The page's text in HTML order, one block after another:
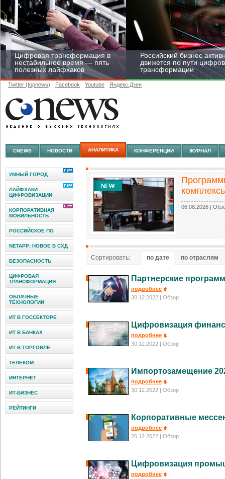
Цифровая трансформация в
нестабильное время — пять
полезных лайфхаков
Российский бизнес
движется по пути
трансформации
цифровизироваться со
скоростью крупных
корпораций
Twitter (topnews) Facebook Youtube Яндекс.Дзен
CNEWS НОВОСТИ АНАЛИТИКА КОНФЕРЕНЦИИ ЖУРНАЛ
06.08.2026 |
Сортировать: по дате по отраслям
Партнерские
подробнее
30.12.2022
| Обзор
Цифровизация
подробнее
30.12.2022
| Обзор
Импортозамещение
подробнее
30.12.2022
| Обзор
Корпоративные
подробнее
26.12.2022
| Обзор
Цифровизация
подробнее
УМНЫЙ ГОРОД
ЛАЙФХАКИ
ЦИФРОВИЗАЦИИ
КОРПОРАТИВНАЯ
МОБИЛЬНОСТЬ
РОССИЙСКОЕ ПО
NETAPP: НОВОЕ В СХД
БЕЗОПАСНОСТЬ
ЦИФРОВАЯ
ТРАНСФОРМАЦИЯ
ОБЛАЧНЫЕ
ТЕХНОЛОГИИ
ИТ В ГОССЕКТОРЕ
ИТ В БАНКАХ
ИТ В ТОРГОВЛЕ
ТЕЛЕКОМ
ИНТЕРНЕТ
ИТ-БИЗНЕС
РЕЙТИНГИ